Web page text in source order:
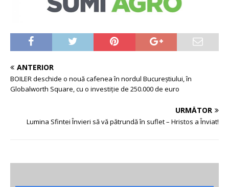
ANTERIOR
BOILER deschide o nouă cafenea în nordul Bucureștiului, în
Globalworth Square, cu o investiție de 250.000 de euro
URMĂTOR
Lumina Sfintei Învieri să vă pătrundă în suflet – Hristos a Înviat!